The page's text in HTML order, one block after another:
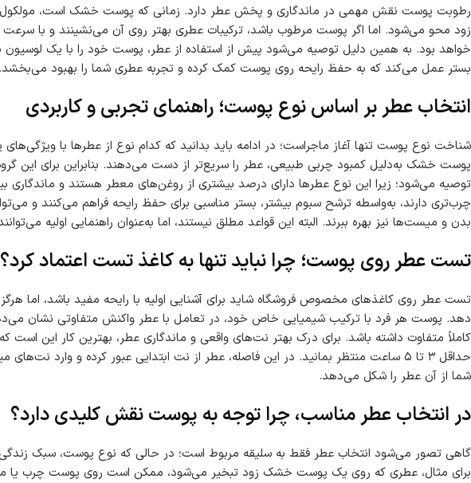
رطوبت پوست نقش مهمی در ماندگاری و پخش عطر دارد. زمانی که پوست خشک است،
زود محو می‌شود. اما اگر پوست مرطوب باشد، ترکیبات عطری بهتر روی آن می‌نشینند و با
خواهد بود. به همین دلیل توصیه می‌شود پیش از استفاده از عطر، پوست خود را با یک لوسیون
بستر عمل می‌کند که به حفظ رایحه روی پوست کمک کرده و تجربه عطری شما را بهبود می‌بخشد.
انتخاب عطر بر اساس نوع پوست؛ راهنمای تجربی و کاربردی
شناخت نوع پوست تنها آغاز ماجراست؛ در ادامه باید بدانید که کدام نوع از عطرها با
پوست خشک به‌دلیل کمبود چربی طبیعی، عطر را سریع‌تر از دست می‌دهند. بنابراین برای این
توصیه می‌شود؛ زیرا این نوع عطرها دارای درصد بیشتری از روغن‌های معطر هستند و
چرب‌تری دارند، به‌واسطه ترشح سبوم بیشتر، بستر مناسبی برای حفظ رایحه فراهم می‌کنند و
بدن و میست‌ها نیز بهره ببرند. البته این قواعد مطلق نیستند، اما به‌عنوان راهنمایی اولیه
تست عطر روی پوست؛ چرا نباید تنها به کاغذ تست اعتماد کرد؟
تست عطر روی کاغذهای مخصوص فروشگاه شاید برای آشنایی اولیه با رایحه مفید باشد، اما
دهد. پوست هر فرد با ترکیب شیمیایی خاص خود، در تعامل با عطر واکنش متفاوتی نشان
کاملاً متفاوت داشته باشد. برای درک بهتر نت‌های واقعی و ماندگاری عطر، بهترین کار این
حداقل ۳ تا ۵ ساعت منتظر بمانید. در این فاصله، عطر از نت ابتدایی عبور کرده و
شما از آن عطر را شکل می‌دهد.
در انتخاب عطر مناسب، چرا توجه به پوست نقش کلیدی دارد؟
گاهی تصور می‌شود انتخاب عطر فقط به سلیقه مربوط است؛ در حالی که نوع پوست، سبک
برای مثال، عطری که روی یک پوست خشک زود تبخیر می‌شود، ممکن است روی پوست چرب یا